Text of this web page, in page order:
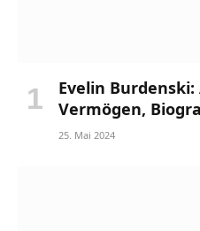
Evelin
Vermögen,
25. Mai 2024